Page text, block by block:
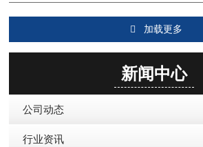
加载更多
新闻中心
公司动态
行业资讯